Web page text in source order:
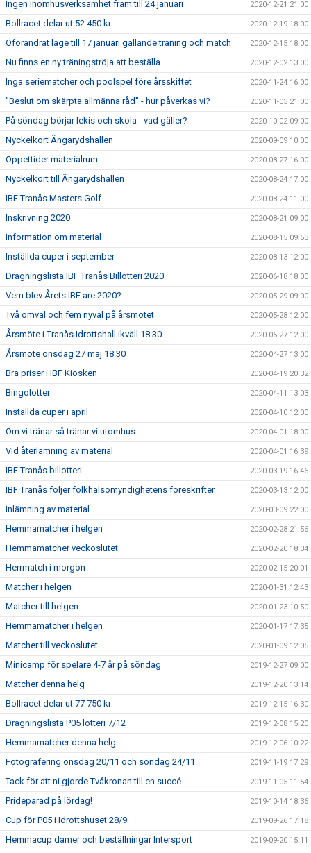
Ingen inomhusverksamhet fram till 24 januari 2020-12-21 21:00
Bollracet delar ut 52 450 kr 2020-12-19 18:00
Oförändrat läge till 17 januari gällande träning och match 2020-12-15 18:00
Nu finns en ny träningströja att beställa 2020-12-02 13:00
Inga seriematcher och poolspel före årsskiftet 2020-11-24 16:00
"Beslut om skärpta allmänna råd" - hur påverkas vi? 2020-11-03 21:00
På söndag börjar lekis och skola - vad gäller? 2020-10-02 09:00
Nyckelkort Ängarydshallen 2020-09-09 10:00
Öppettider materialrum 2020-08-27 16:00
Nyckelkort till Ängarydshallen 2020-08-24 17:00
IBF Tranås Masters Golf 2020-08-24 11:00
Inskrivning 2020 2020-08-21 09:00
Information om material 2020-08-15 09:53
Inställda cuper i september 2020-08-13 12:00
Dragningslista IBF Tranås Billotteri 2020 2020-06-18 18:00
Vem blev Årets IBF:are 2020? 2020-05-29 09:00
Två omval och fem nyval på årsmötet 2020-05-28 12:00
Årsmöte i Tranås Idrottshall ikväll 18.30 2020-05-27 12:00
Årsmöte onsdag 27 maj 18.30 2020-04-27 13:00
Bra priser i IBF Kiosken 2020-04-19 20:32
Bingolotter 2020-04-11 13:03
Inställda cuper i april 2020-04-10 12:00
Om vi tränar så tränar vi utomhus 2020-04-01 18:00
Vid återlämning av material 2020-04-01 16:39
IBF Tranås billotteri 2020-03-19 16:46
IBF Tranås följer folkhälsomyndighetens föreskrifter 2020-03-13 12:00
Inlämning av material 2020-03-09 22:00
Hemmamatcher i helgen 2020-02-28 21:56
Hemmamatcher veckoslutet 2020-02-20 18:34
Herrmatch i morgon 2020-02-15 20:01
Matcher i helgen 2020-01-31 12:43
Matcher till helgen 2020-01-23 10:50
Hemmamatcher i helgen 2020-01-17 17:35
Matcher till veckoslutet 2020-01-09 12:05
Minicamp för spelare 4-7 år på söndag 2019-12-27 09:00
Matcher denna helg 2019-12-20 13:14
Bollracet delar ut 77 750 kr 2019-12-15 16:30
Dragningslista P05 lotteri 7/12 2019-12-08 15:20
Hemmamatcher denna helg 2019-12-06 10:22
Fotografering onsdag 20/11 och söndag 24/11 2019-11-19 17:29
Tack för att ni gjorde Tvåkronan till en succé. 2019-11-05 11:54
Prideparad på lördag! 2019-10-14 18:36
Cup för P05 i Idrottshuset 28/9 2019-09-26 17:18
Hemmacup damer och beställningar Intersport 2019-09-20 15:11